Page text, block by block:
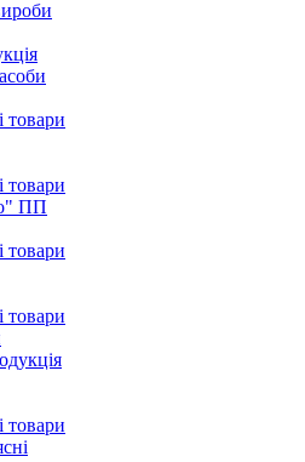
товари
товари
ПП
товари
товари
товари